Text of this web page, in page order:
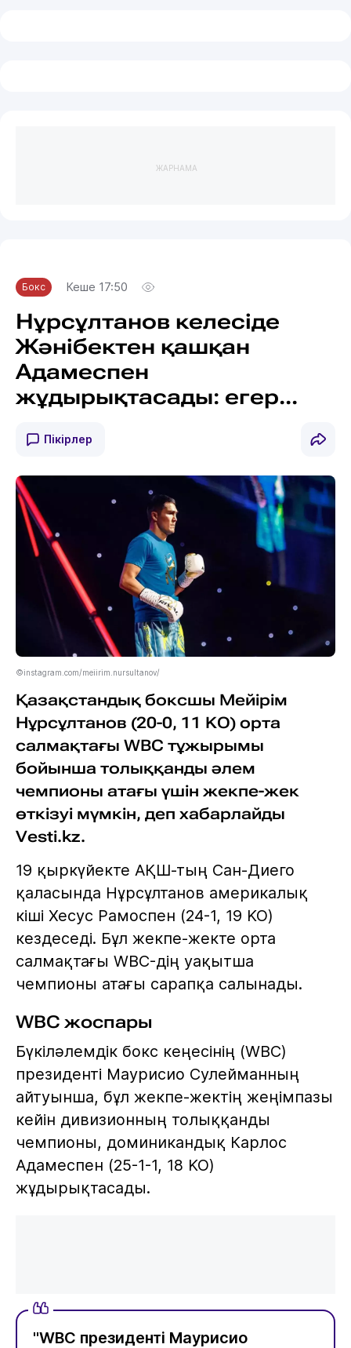
ЖАРНАМА
Бокс Кеше 17:50
Нұрсұлтанов келесіде
Жәнібектен қашқан
Адамеспен
жұдырықтасады: егер...
Пікірлер
©instagram.com/meiirim.nursultanov/
Қазақстандық боксшы Мейірім
Нұрсұлтанов (20-0, 11 KO) орта
салмақтағы WBC тұжырымы
бойынша толыққанды әлем
чемпионы атағы үшін жекпе-жек
өткізуі мүмкін, деп хабарлайды
Vesti.kz.
19 қыркүйекте АҚШ-тың Сан-Диего
қаласында Нұрсұлтанов америкалық
кіші Хесус Рамоспен (24-1, 19 KO)
кездеседі. Бұл жекпе-жекте орта
салмақтағы WBC-дің уақытша
чемпионы атағы сарапқа салынады.
WBC жоспары
Бүкіләлемдік бокс кеңесінің (WBC)
президенті Маурисио Сулейманның
айтуынша, бұл жекпе-жектің жеңімпазы
кейін дивизионның толыққанды
чемпионы, доминикандық Карлос
Адамеспен (25-1-1, 18 KO)
жұдырықтасады.
"WBC президенті Маурисио